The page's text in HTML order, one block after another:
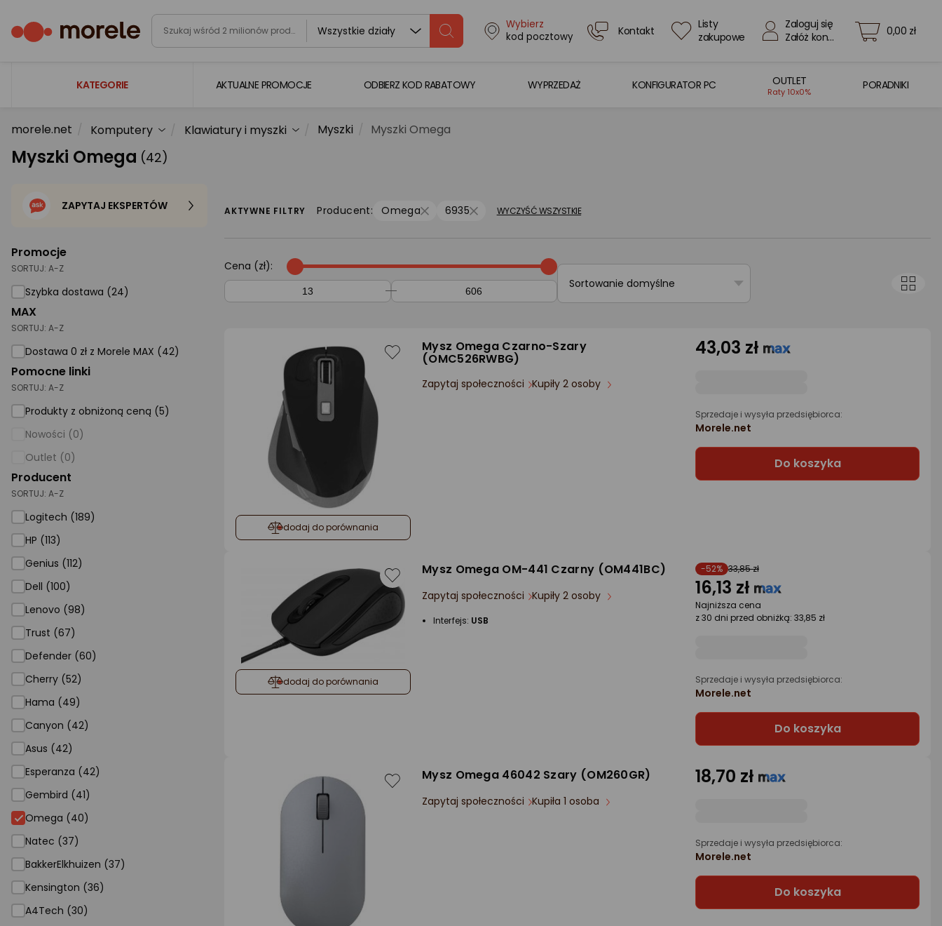
Wszystkie działy
Wybierz
kod pocztowy
Kontakt
Listy
zakupowe
Zaloguj się
Załóż konto
0,00 zł
KATEGORIE
Laptopy
Komputery
Gaming
Telewizory i audio
Foto i kamery
AGD duże
Dom i ogród
Biuro i firma
Sport i turystyka
Zabawki i dziecko
Supermarket
Strefa marek
AKTUALNE PROMOCJE ODBIERZ KOD RABATOWY WYPRZEDAŻ KONFIGURATOR PC OUTLET
Raty 10x0%
PORADNIKI
morele.net Komputery Klawiatury i myszki Myszki Myszki Omega
Myszki Omega (42)
Promocje
SORTUJ: A-Z
Szybka dostawa (24)
MAX
SORTUJ: A-Z
Dostawa 0 zł z Morele MAX (42)
Pomocne linki
SORTUJ: A-Z
Produkty z obniżoną ceną (5)
Nowości (0)
Outlet (0)
Producent
SORTUJ: A-Z
Logitech (189)
HP (113)
Genius (112)
Dell (100)
Lenovo (98)
Trust (67)
Defender (60)
Cherry (52)
Hama (49)
Canyon (42)
Asus (42)
Esperanza (42)
Gembird (41)
Omega
Omega (40)
Natec (37)
BakkerElkhuizen (37)
Kensington (36)
A4Tech (30)
ZAPYTAJ EKSPERTÓW AKTYWNE FILTRY Producent: Omega 6935 WYCZYŚĆ WSZYSTKIE
Cena (zł):
Sortowanie domyślne
dodaj do porównania
Mysz Omega Czarno-Szary
(OMC526RWBG)
Zapytaj społeczności Kupiły 2 osoby
43,03 zł
Sprzedaje i wysyła przedsiębiorca:
Morele.net
Do koszyka
dodaj do porównania
Mysz Omega OM-441 Czarny (OM441BC)
Zapytaj społeczności Kupiły 2 osoby
Interfejs: USB
-52% 33,85 zł
16,13 zł
Najniższa cena
z 30 dni przed obniżką: 33,85 zł
Sprzedaje i wysyła przedsiębiorca:
Morele.net
Do koszyka
Mysz Omega 46042 Szary (OM260GR)
Zapytaj społeczności Kupiła 1 osoba
18,70 zł
Sprzedaje i wysyła przedsiębiorca:
Morele.net
Do koszyka